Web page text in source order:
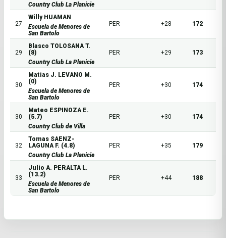
Country Club La Planicie
27
Willy HUAMAN
Escuela de Menores de
San Bartolo
PER +28 172
29
Blasco TOLOSANA T.
(8)
Country Club La Planicie
PER +29 173
30
Matias J. LEVANO M.
(0)
Escuela de Menores de
San Bartolo
PER +30 174
30
Mateo ESPINOZA E.
(5.7)
Country Club de Villa
PER +30 174
32
Tomas SAENZ-
LAGUNA F. (4.8)
Country Club La Planicie
PER +35 179
33
Julio A. PERALTA L.
(13.2)
Escuela de Menores de
San Bartolo
PER +44 188